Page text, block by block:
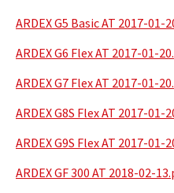
ARDEX G5 Basic AT 2017-01-
ARDEX G6 Flex AT 2017-01-
ARDEX G7 Flex AT 2017-01-
ARDEX G8S Flex AT 2017-01-
ARDEX G9S Flex AT 2017-01-
ARDEX GF 300 AT 2018-02-